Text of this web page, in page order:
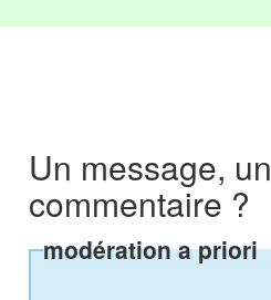
Un message, un
commentaire ?
modération a priori